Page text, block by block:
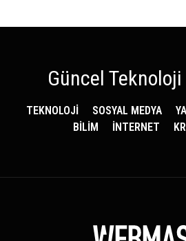
Güncel
TEKNOLOJİ SOSYAL MEDYA
BİLİM
İNTERNET